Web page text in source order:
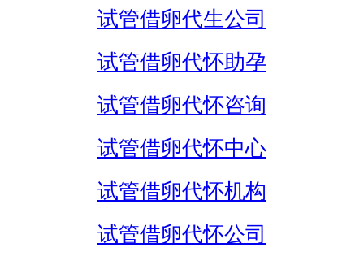
试管借卵代生公司
试管借卵代怀助孕
试管借卵代怀咨询
试管借卵代怀中心
试管借卵代怀机构
试管借卵代怀公司